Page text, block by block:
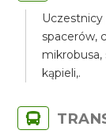
spacerów,
mikrobusa,
kąpieli,.